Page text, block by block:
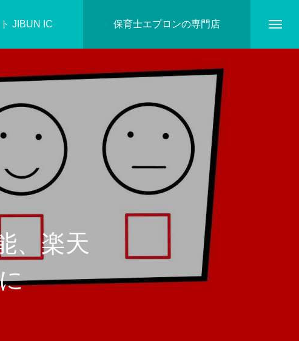
JIBUN IC 保育士エプロンの専門店
ホーム
、楽天